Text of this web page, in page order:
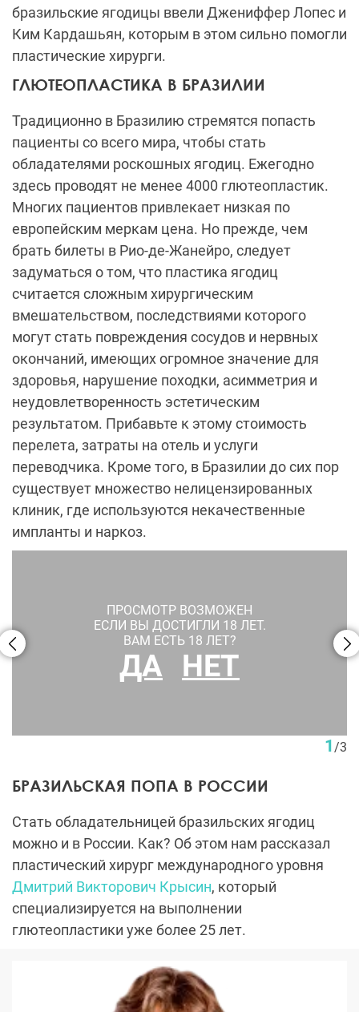
бразильские ягодицы ввели Джениффер Лопес и
Ким Кардашьян, которым в этом сильно помогли
пластические хирурги.
ГЛЮТЕОПЛАСТИКА В БРАЗИЛИИ
Традиционно в Бразилию стремятся попасть
пациенты со всего мира, чтобы стать
обладателями роскошных ягодиц. Ежегодно
здесь проводят не менее 4000 глютеопластик.
Многих пациентов привлекает низкая по
европейским меркам цена. Но прежде, чем
брать билеты в Рио-де-Жанейро, следует
задуматься о том, что пластика ягодиц
считается сложным хирургическим
вмешательством, последствиями которого
могут стать повреждения сосудов и нервных
окончаний, имеющих огромное значение для
здоровья, нарушение походки, асимметрия и
неудовлетворенность эстетическим
результатом. Прибавьте к этому стоимость
перелета, затраты на отель и услуги
переводчика. Кроме того, в Бразилии до сих пор
существует множество нелицензированных
клиник, где используются некачественные
импланты и наркоз.
ПРОСМОТР ВОЗМОЖЕН
ЕСЛИ ВЫ ДОСТИГЛИ 18 ЛЕТ.
ВАМ ЕСТЬ 18 ЛЕТ?
ДА НЕТ
1/3
БРАЗИЛЬСКАЯ ПОПА В РОССИИ
Стать обладательницей бразильских ягодиц
можно и в России. Как? Об этом нам рассказал
пластический хирург международного уровня
Дмитрий Викторович Крысин, который
специализируется на выполнении
глютеопластики уже более 25 лет.